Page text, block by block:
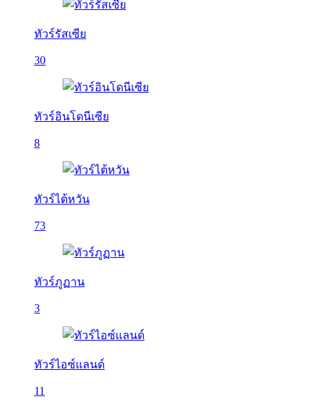
ทัวร์รัสเซีย
30
ทัวร์อินโดนีเซีย
8
ทัวร์ไต้หวัน
73
ทัวร์ภูฏาน
3
ทัวร์ไอซ์แลนด์
11